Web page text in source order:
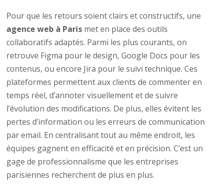
Pour que les retours soient clairs et constructifs, une
agence web à Paris met en place des outils
collaboratifs adaptés. Parmi les plus courants, on
retrouve Figma pour le design, Google Docs pour les
contenus, ou encore Jira pour le suivi technique. Ces
plateformes permettent aux clients de commenter en
temps réel, d’annoter visuellement et de suivre
l’évolution des modifications. De plus, elles évitent les
pertes d’information ou les erreurs de communication
par email. En centralisant tout au même endroit, les
équipes gagnent en efficacité et en précision. C’est un
gage de professionnalisme que les entreprises
parisiennes recherchent de plus en plus.